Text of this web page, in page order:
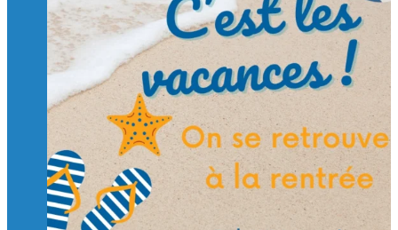
Charger plus Suivre sur Instagram
🙏 Soutenez l’Isep via la taxe d’apprentissage 2026
et contribuons ensemble à former les générations
d’ingénieurs de demain. 🙏
Merci à tous !
🎯 Taxe d’apprentissage 2026 : avec l'Isep, investissez pour
un numérique au service de l'humain !
À l’Isep, nous formons des ingénieurs, des bachelors, des
Mastères Spécialisés, qui allient excellence technologique et
valeurs humaines, au cœur de notre pro
...Voir plus
il y a 2 mois